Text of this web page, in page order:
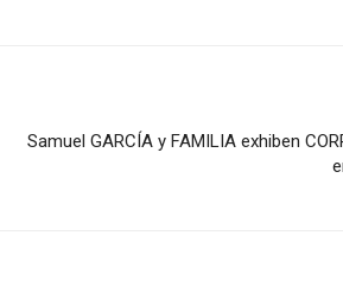
Samuel GARCÍA y FAMILIA exhiben